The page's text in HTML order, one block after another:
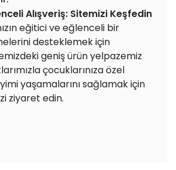
Alışveriş: Sitemizi Keşfedin
eğitici ve eğlenceli bir
desteklemek için
geniş ürün yelpazemiz
çocuklarınıza özel
yaşamalarını sağlamak için
ziyaret edin.